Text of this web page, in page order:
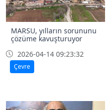
MARSU, yılların sorununu
çözüme kavuşturuyor
2026-04-14 09:23:32
Çevre